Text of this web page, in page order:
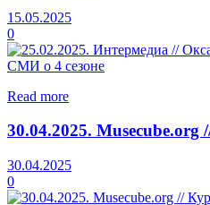
15.05.2025
0
СМИ о 4 сезоне
Read more
30.04.2025. Musecube.org
30.04.2025
0